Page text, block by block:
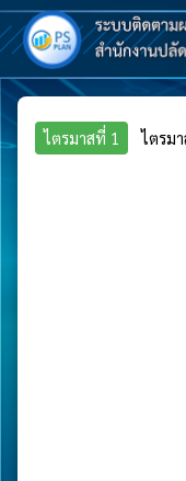
ไตรมาสที่ 1 ไตรม
ผลการดำเนินงาน
View as data